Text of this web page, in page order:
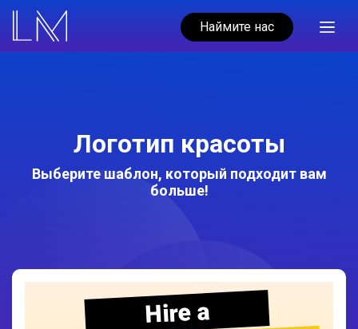
Наймите нас
Логотип красоты
Выберите шаблон, который подходит вам
больше!
Hire a